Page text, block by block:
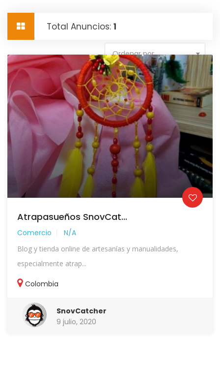
Total Anuncios: 1
Ordenar por
Atrapasueños SnovCat...
Comercio N/A
Blog y tienda online de artesanías y manualidades,
especialmente atrap...
Colombia
SnovCatcher
9 julio, 2020